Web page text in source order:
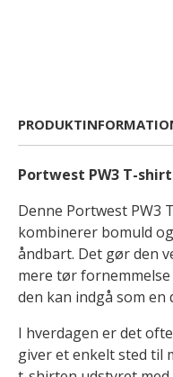
Portwest PW3 T-shirt
Denne Portwest
kombinerer bomuld
åndbart. Det gør den
mere tør
den kan indgå som
I hverdagen er det
giver et enkelt sted til